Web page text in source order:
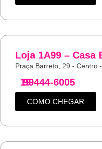
Loja 1A99 – Casa
Praça Barreto, 29 - Centro
19
99444-6005
COMO CHEGAR